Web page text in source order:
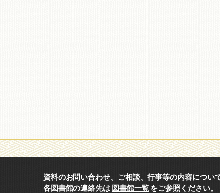
資料のお問い合わせ、ご相談、行事等の内容につい
各図書館の連絡先は 図書館一覧 をご参照ください。